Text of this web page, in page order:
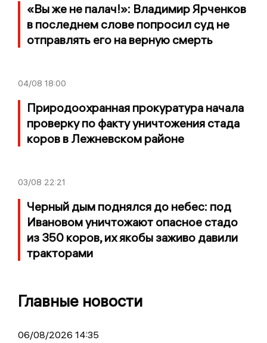
«Вы же не палач!»: Владимир Ярченков
в последнем слове попросил суд не
отправлять его на верную смерть
04/08 18:00
Природоохранная прокуратура начала
проверку по факту уничтожения стада
коров в Лежневском районе
03/08 22:21
Черный дым поднялся до небес: под
Ивановом уничтожают опасное стадо
из 350 коров, их якобы заживо давили
тракторами
Главные новости
06/08/2026 14:35